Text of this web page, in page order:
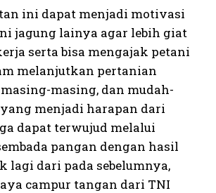
ini dapat menjadi motivasi
jagung lainya agar lebih giat
serta bisa mengajak petani
melanjutkan pertanian
masing, dan mudah-
menjadi harapan dari
dapat terwujud melalui
pangan dengan hasil
lagi dari pada sebelumnya,
campur tangan dari TNI